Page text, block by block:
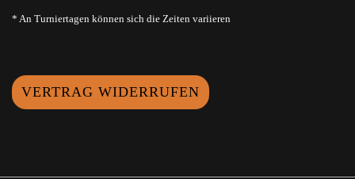
* An Turniertagen können sich die Zeiten variieren
VERTRAG WIDERRUFEN